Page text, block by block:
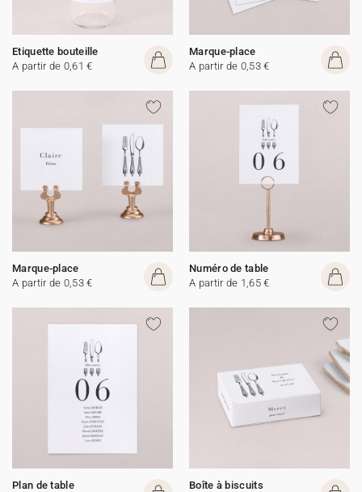
Etiquette bouteille
A partir de 0,61 €
Marque-place
A partir de 0,53 €
Marque-place
A partir de 0,53 €
Numéro de table
A partir de 1,65 €
Plan de table
Boîte à biscuits